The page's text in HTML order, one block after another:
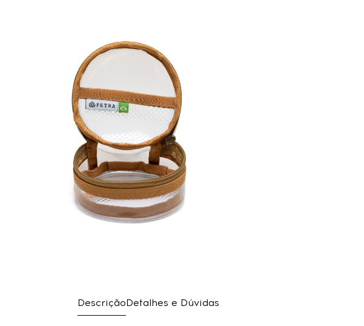
DescriçãoDetalhes e Dúvidas